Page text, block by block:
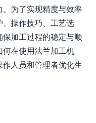
为了实现精度与效率
操作技巧、工艺选
加工过程的稳定与顺
在使用法兰加工机
人员和管理者优化生